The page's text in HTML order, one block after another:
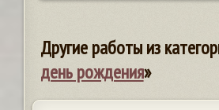
Другие работы из
день рождения»